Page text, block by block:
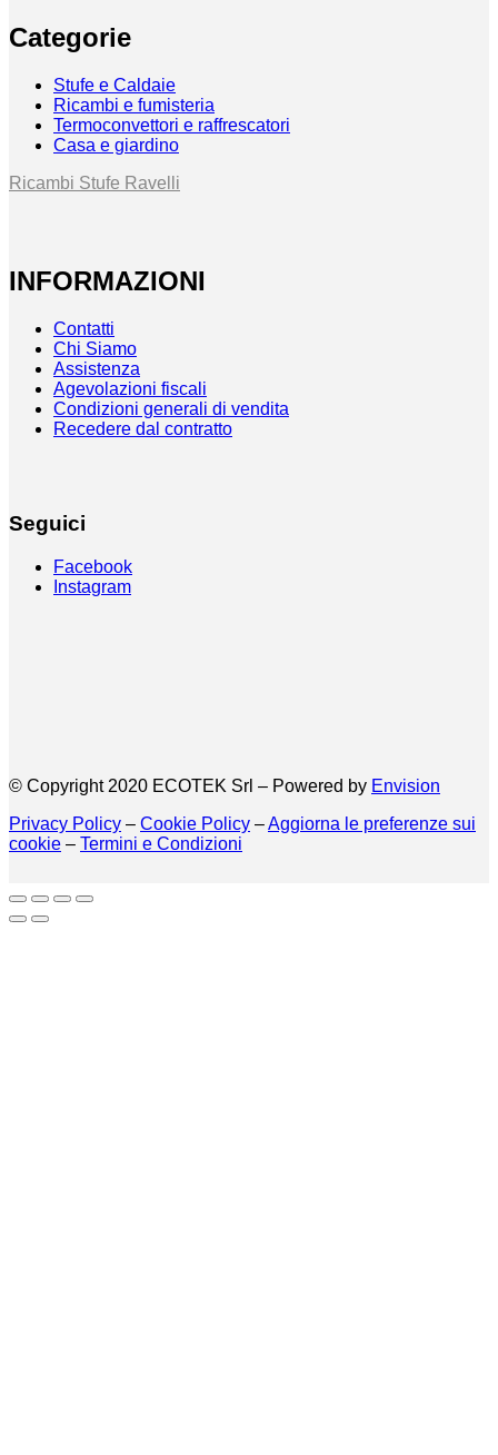
Categorie
Stufe e Caldaie
Ricambi e fumisteria
Termoconvettori e raffrescatori
Casa e giardino
Ricambi Stufe Ravelli
INFORMAZIONI
Contatti
Chi Siamo
Assistenza
Agevolazioni fiscali
Condizioni generali di vendita
Recedere dal contratto
Seguici
Facebook
Instagram
© Copyright 2020 ECOTEK Srl – Powered by Envision
Privacy Policy – Cookie Policy –Aggiorna le preferenze sui
cookie – Termini e Condizioni